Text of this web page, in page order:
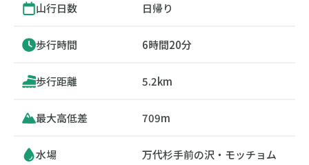
山行日数 日帰り
歩行時間 6時間20分
歩行距離 5.2km
最大高低差 709m
水場
万代杉手前の沢・モッチョム